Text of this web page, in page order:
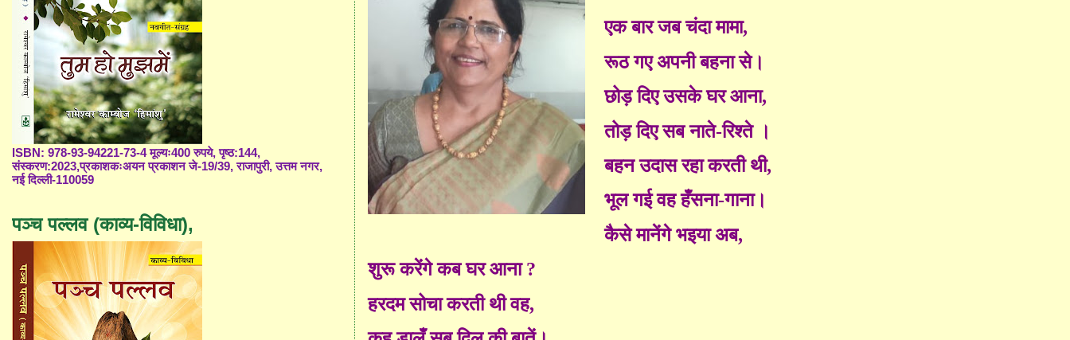
एक बार जब चंदा मामा,
रूठ गए अपनी बहना से।
छोड़ दिएउसके घर आना,
तोड़ दिएसब नाते-रिश्ते ।
बहन उदास रहा करती थी,
भूल गई वह हँसना-गाना।
कैसे मानेंगे भइया अब,
शुरू करेंगे कब घर आना ?
हरदम सोचा करती थी वह,
ISBN: 978-93-94221-73-4 मूल्यः400 रुपये, पृष्ठ:144,
संस्करण:2023,प्रकाशकःअयन प्रकाशन जे-19/39, राजापुरी, उत्तम नगर,
नई दिल्ली-110059
पञ्च पल्लव (काव्य-विविधा),